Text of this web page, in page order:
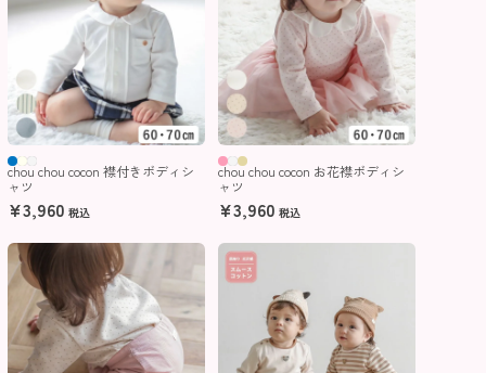
chou chou cocon 襟付きボディシ
ャツ
¥3,960 税込
chou chou cocon お花襟ボディシ
ャツ
¥3,960 税込